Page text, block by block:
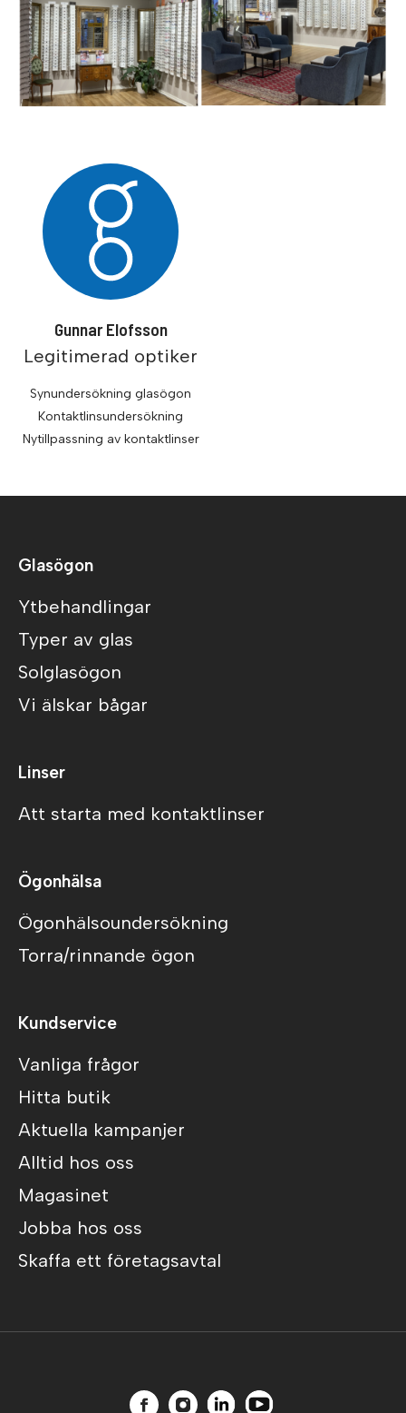
Gunnar Elofsson
Legitimerad optiker
Synundersökning glasögon
Kontaktlinsundersökning
Nytillpassning av kontaktlinser
Glasögon
Ytbehandlingar
Typer av glas
Solglasögon
Vi älskar bågar
Linser
Att starta med kontaktlinser
Ögonhälsa
Ögonhälsoundersökning
Torra/rinnande ögon
Kundservice
Vanliga frågor
Hitta butik
Aktuella kampanjer
Alltid hos oss
Magasinet
Jobba hos oss
Skaffa ett företagsavtal